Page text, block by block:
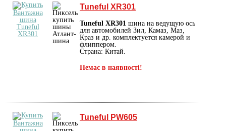
Tuneful XR301
Tuneful XR301 шина на ведущую ось
для автомобилей Зил, Камаз, Маз,
Краз и др. комплектуется камерой и
флиппером.
Страна: Китай.
Немає в наявності!
Tuneful PW605